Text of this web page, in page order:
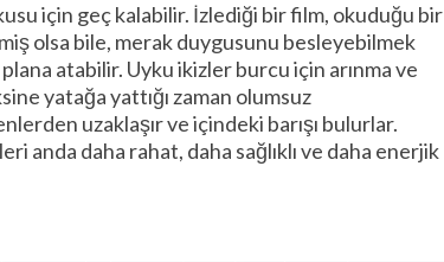
için geç kalabilir. İzlediği bir film, okuduğu bir
olsa bile, merak duygusunu besleyebilmek
atabilir. Uyku ikizler burcu için arınma ve
yatağa yattığı zaman olumsuz
uzaklaşır ve içindeki barışı bulurlar.
anda daha rahat, daha sağlıklı ve daha enerjik